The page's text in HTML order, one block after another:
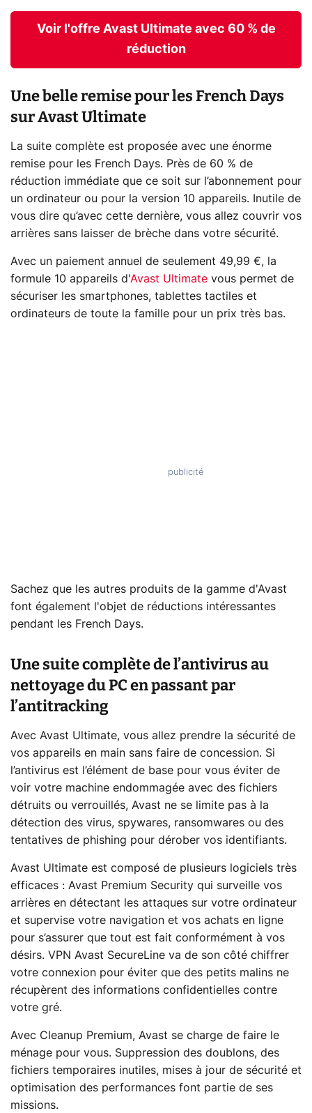
Voir l'offre Avast Ultimate avec 60 % de
réduction
Une belle remise pour les French Days
sur Avast Ultimate
La suite complète est proposée avec une énorme
remise pour les French Days. Près de 60 % de
réduction immédiate que ce soit sur l’abonnement pour
un ordinateur ou pour la version 10 appareils. Inutile de
vous dire qu’avec cette dernière, vous allez couvrir vos
arrières sans laisser de brèche dans votre sécurité.
Avec un paiement annuel de seulement 49,99 €, la
formule 10 appareils d'Avast Ultimate vous permet de
sécuriser les smartphones, tablettes tactiles et
ordinateurs de toute la famille pour un prix très bas.
Sachez que les autres produits de la gamme d'Avast
font également l'objet de réductions intéressantes
pendant les French Days.
Une suite complète de l’antivirus au
nettoyage du PC en passant par
l’antitracking
Avec Avast Ultimate, vous allez prendre la sécurité de
vos appareils en main sans faire de concession. Si
l’antivirus est l’élément de base pour vous éviter de
voir votre machine endommagée avec des fichiers
détruits ou verrouillés, Avast ne se limite pas à la
détection des virus, spywares, ransomwares ou des
tentatives de phishing pour dérober vos identifiants.
Avast Ultimate est composé de plusieurs logiciels très
efficaces : Avast Premium Security qui surveille vos
arrières en détectant les attaques sur votre ordinateur
et supervise votre navigation et vos achats en ligne
pour s’assurer que tout est fait conformément à vos
désirs. VPN Avast SecureLine va de son côté chiffrer
votre connexion pour éviter que des petits malins ne
récupèrent des informations confidentielles contre
votre gré.
Avec Cleanup Premium, Avast se charge de faire le
ménage pour vous. Suppression des doublons, des
fichiers temporaires inutiles, mises à jour de sécurité et
optimisation des performances font partie de ses
missions.